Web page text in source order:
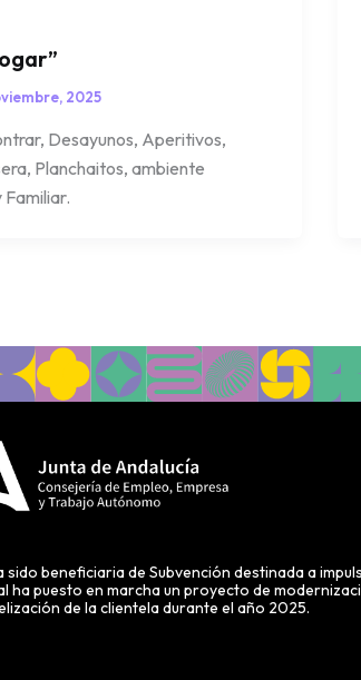
2025
Desayunos, Aperitivos,
Planchaitos, ambiente
ha sido beneficiaria de Subvención destinada a
puesto en marcha un proyecto de
de la clientela durante el año 2025.